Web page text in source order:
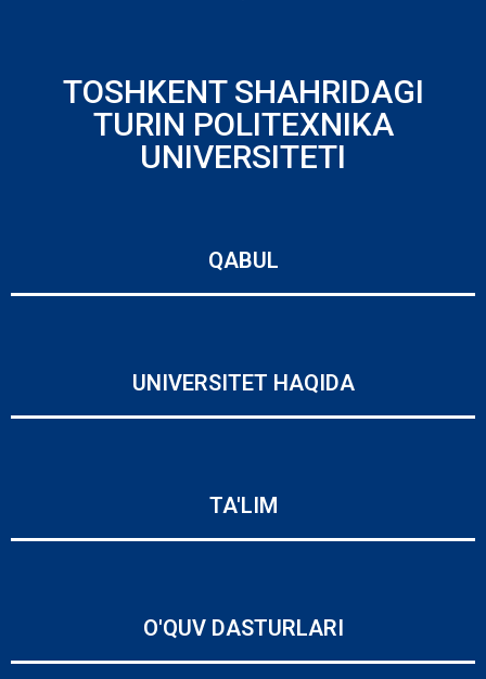
TOSHKENT SHAHRIDAGI
TURIN POLITEXNIKA
UNIVERSITETI
QABUL
UNIVERSITET HAQIDA
TA'LIM
O'QUV DASTURLARI